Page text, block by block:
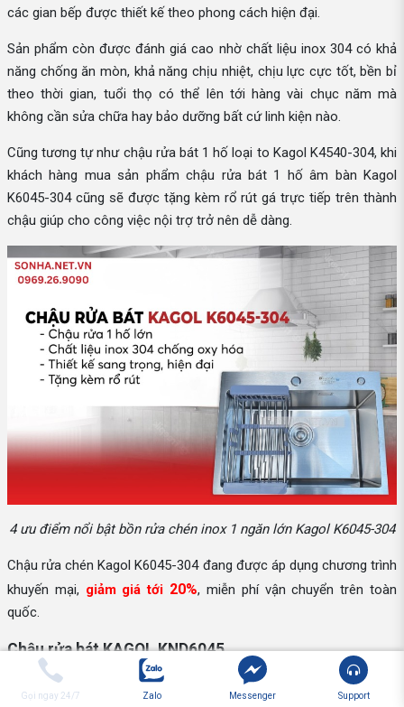
các gian bếp được thiết kế theo phong cách hiện đại.
Sản phẩm còn được đánh giá cao nhờ chất liệu inox 304 có khả
năng chống ăn mòn, khả năng chịu nhiệt, chịu lực cực tốt, bền bỉ
theo thời gian, tuổi thọ có thể lên tới hàng vài chục năm mà
không cần sửa chữa hay bảo dưỡng bất cứ linh kiện nào.
Cũng tương tự như chậu rửa bát 1 hố loại to Kagol K4540-304, khi
khách hàng mua sản phẩm chậu rửa bát 1 hố âm bàn Kagol
K6045-304 cũng sẽ được tặng kèm rổ rút gá trực tiếp trên thành
chậu giúp cho công việc nội trợ trở nên dễ dàng.
4 ưu điểm nổi bật bồn rửa chén inox 1 ngăn lớn Kagol K6045-304
Chậu rửa chén Kagol K6045-304 đang được áp dụng chương trình
khuyến mại, giảm giá tới 20%, miễn phí vận chuyển trên toàn
quốc.
Chậu rửa bát KAGOL KND6045
Nếu là người yêu thích sự độc lạ và mới mẻ thì
chậu rửa bát
Gọi ngay 24/7 Zalo Messenger Support